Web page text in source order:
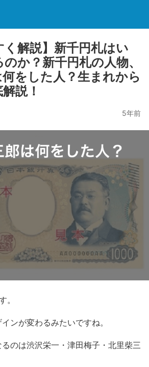
く解説】新千円札はい
か？新千円札の人物、
をした人？生まれから
説！
5年前
。
ンが変わるみたいですね。
のは渋沢栄一・津田梅子・北里柴三